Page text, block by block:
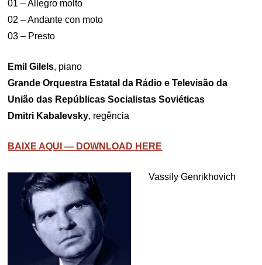
01 – Allegro molto
02 – Andante con moto
03 – Presto
Emil Gilels, piano
Grande Orquestra Estatal da Rádio e Televisão da
União das Repúblicas Socialistas Soviéticas
Dmitri Kabalevsky, regência
BAIXE AQUI — DOWNLOAD HERE
Vassily Genrikhovich